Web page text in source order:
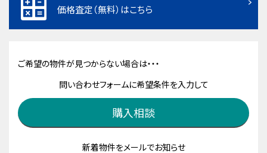
価格査定（無料）はこちら
ご希望の物件が見つからない場合は・・・
問い合わせフォームに希望条件を入力して
購入相談
新着物件をメールでお知らせ